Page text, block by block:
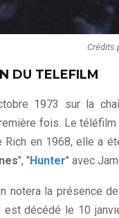
Crédits
DU TELEFILM
1973 sur la
fois. Le
Rich en 1968, elle a
", "Hunter" avec
notera la présence
est décédé le 10